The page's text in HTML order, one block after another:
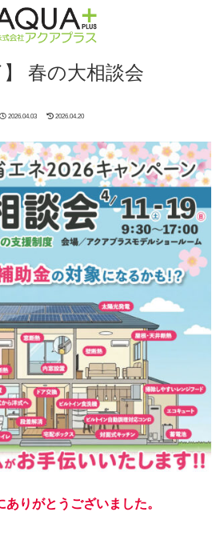
】 春の大相談会
2026.04.03 2026.04.20
ありがとうございました。